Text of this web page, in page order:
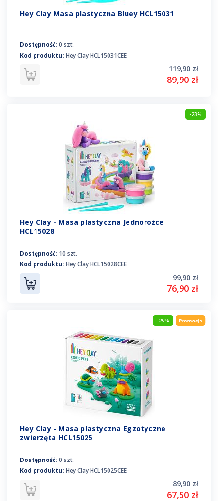
Hey Clay Masa plastyczna Bluey HCL15031
Dostępność: 0 szt.
Kod produktu: Hey Clay HCL15031CEE
119,90 zł
89,90 zł
-23%
Hey Clay - Masa plastyczna Jednorożce
HCL15028
Dostępność: 10 szt.
Kod produktu: Hey Clay HCL15028CEE
99,90 zł
76,90 zł
-25%
Hey Clay - Masa plastyczna Egzotyczne
zwierzęta HCL15025
Dostępność: 0 szt.
Kod produktu: Hey Clay HCL15025CEE
89,90 zł
67,50 zł